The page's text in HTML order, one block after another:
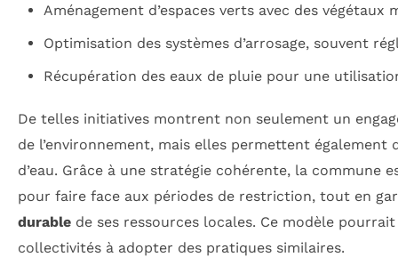
Aménagement d’espaces verts avec des végétaux
Optimisation des systèmes d’arrosage, souvent
Récupération des eaux de pluie pour une
De telles initiatives montrent non seulement un
de l’environnement, mais elles permettent également
d’eau. Grâce à une stratégie cohérente, la commune
pour faire face aux périodes de restriction, tout en
durable de ses ressources locales. Ce modèle
collectivités à adopter des pratiques similaires.